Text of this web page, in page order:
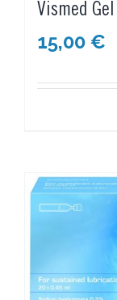
Vismed
15,00 €